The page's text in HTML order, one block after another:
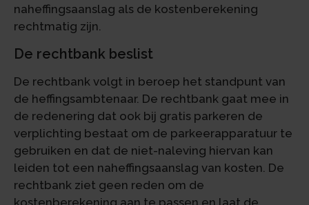
naheffingsaanslag als de kostenberekening
rechtmatig zijn.
De rechtbank beslist
De rechtbank volgt in beroep het standpunt van
de heffingsambtenaar. De rechtbank gaat mee in
de redenering dat ook bij gratis parkeren de
verplichting bestaat om de parkeerapparatuur te
gebruiken en dat de niet-naleving hiervan kan
leiden tot een naheffingsaanslag van kosten. De
rechtbank ziet geen reden om de
kostenberekening aan te passen en laat de